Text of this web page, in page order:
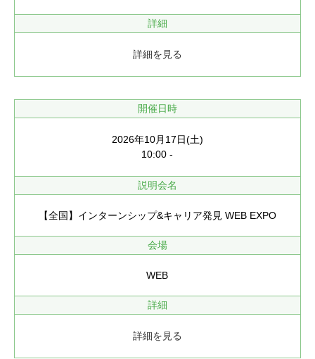
詳細
詳細を見る
開催日時
2026年10月17日(土)
10:00 -
説明会名
【全国】インターンシップ&キャリア発見 WEB EXPO
会場
WEB
詳細
詳細を見る